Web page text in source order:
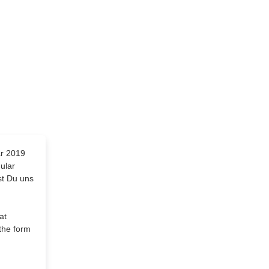
2019
Du uns
form